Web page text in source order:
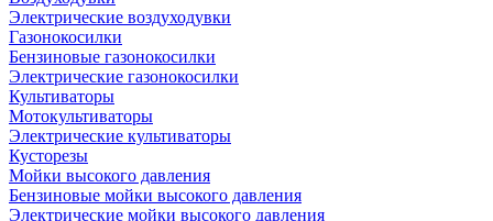
Электрические воздуходувки
Газонокосилки
Бензиновые газонокосилки
Электрические газонокосилки
Культиваторы
Мотокультиваторы
Электрические культиваторы
Кусторезы
Мойки высокого давления
Бензиновые мойки высокого давления
Электрические мойки высокого давления